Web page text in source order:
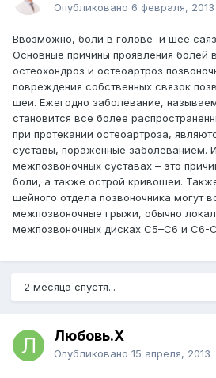
Опубликовано 6 февраля, 2013
Ввозможно, боли в голове и шее
Основные причины проявления болей
остеохондроз и остеоартроз
повреждения собственных связок
шеи. Ежегодно заболевание,
становится все более
при протекании остеоартроза,
суставы, пораженные заболеванием.
межпозвоночных суставах – это
боли, а также острой кривошеи.
шейного отдела позвоночника могут
межпозвоночные грыжи, обычно
межпозвоночных дисках C5–C6 и C6-
2 месяца спустя...
Любовь.Х
Опубликовано 15 апреля, 2013